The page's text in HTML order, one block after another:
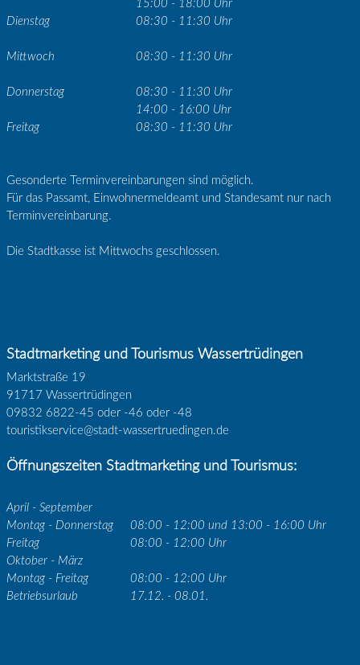
15:00 - 18:00 Uhr
Dienstag
08:30 - 11:30 Uhr
Mittwoch 08:30 - 11:30 Uhr
Donnerstag
08:30 - 11:30 Uhr
14:00 - 16:00 Uhr
Freitag
08:30 - 11:30 Uhr
Gesonderte Terminvereinbarungen sind möglich.
Für das Passamt, Einwohnermeldeamt und Standesamt nur nach
Terminvereinbarung.
Die Stadtkasse ist Mittwochs geschlossen.
Stadtmarketing und Tourismus Wassertrüdingen
Marktstraße 19
91717 Wassertrüdingen
09832 6822-45 oder -46 oder -48
touristikservice@stadt-wassertruedingen.de
Öffnungszeiten Stadtmarketing und Tourismus:
April - September
Montag - Donnerstag
08:00 - 12:00 und 13:00 - 16:00 Uhr
Freitag
08:00 - 12:00 Uhr
Oktober - März
Montag - Freitag
08:00 - 12:00 Uhr
Betriebsurlaub
17.12. - 08.01.